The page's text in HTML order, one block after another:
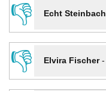
👎
Echt Steinbach
👎
Elvira Fischer-